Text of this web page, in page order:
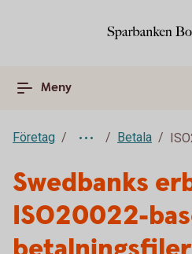
Meny
Företag Betala
Swedbanks
ISO20022-